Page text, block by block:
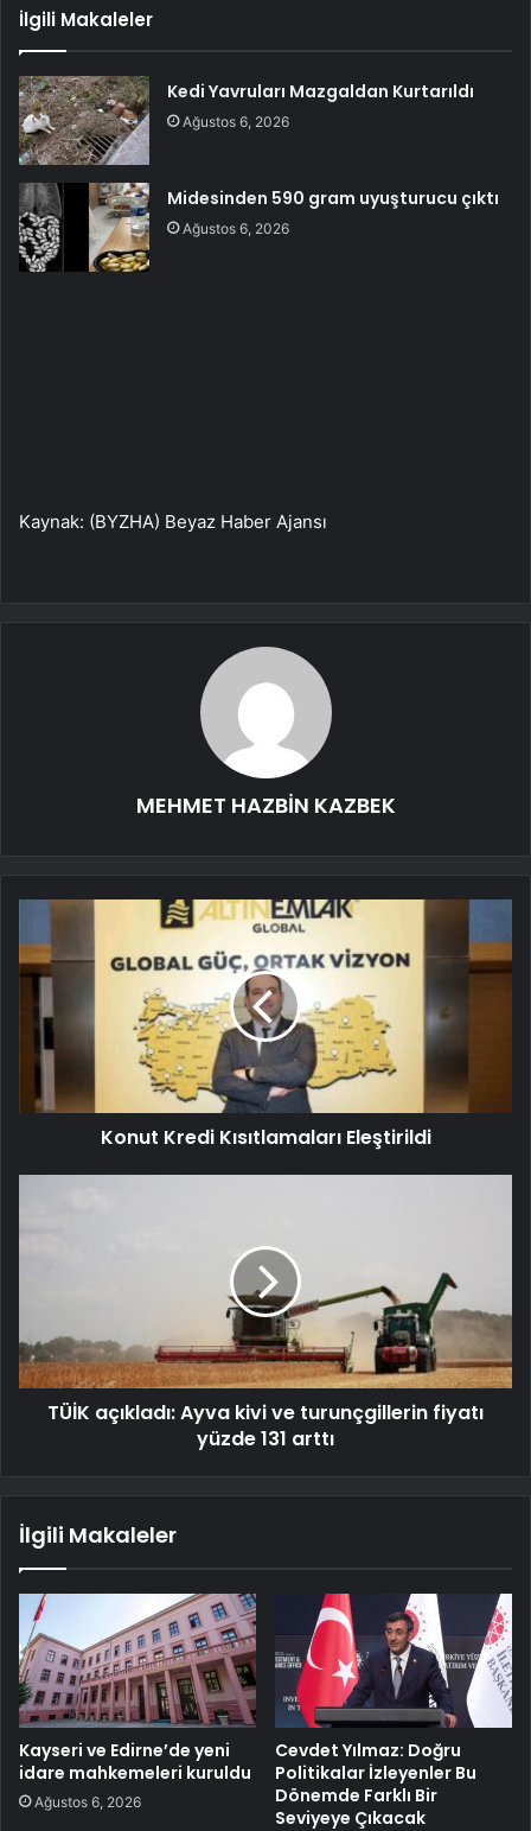
İlgili Makaleler
Kedi Yavruları Mazgaldan Kurtarıldı
Ağustos 6, 2026
Midesinden 590 gram uyuşturucu çıktı
Ağustos 6, 2026
Kaynak: (BYZHA) Beyaz Haber Ajansı
MEHMET HAZBİN KAZBEK
Konut Kredi Kısıtlamaları Eleştirildi
TÜİK açıkladı: Ayva kivi ve turunçgillerin fiyatı
yüzde 131 arttı
İlgili Makaleler
Kayseri ve Edirne’de yeni
idare mahkemeleri kuruldu
Ağustos 6, 2026
Cevdet Yılmaz: Doğru
Politikalar İzleyenler Bu
Dönemde Farklı Bir
Seviyeye Çıkacak